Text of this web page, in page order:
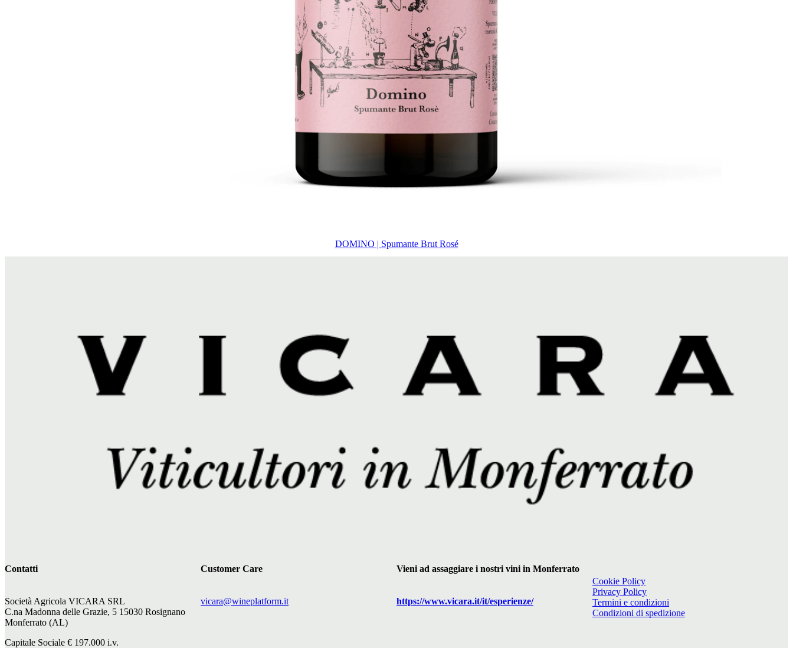
DOMINO | Spumante Brut Rosé
Contatti
Società Agricola VICARA SRL
C.na Madonna delle Grazie, 5 15030 Rosignano
Monferrato (AL)
Capitale Sociale € 197.000 i.v.
Customer Care
vicara@wineplatform.it
Vieni ad assaggiare i nostri vini in Monferrato
https://www.vicara.it/it/esperienze/
Cookie Policy
Privacy Policy
Termini e condizioni
Condizioni di spedizione